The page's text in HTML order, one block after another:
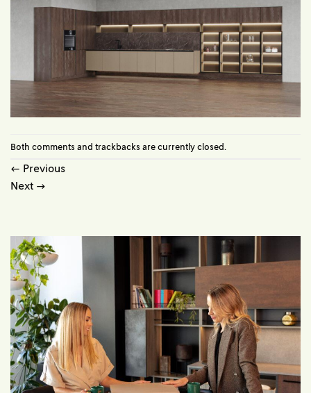
Both comments and trackbacks are currently closed.
← Previous
Next →